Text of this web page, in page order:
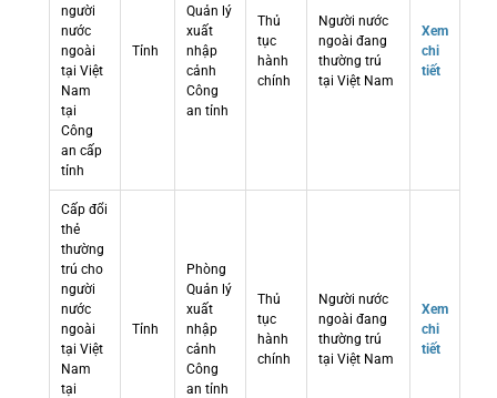
người
nước
ngoài
tại Việt
Nam
tại
Công
an cấp
tỉnh
Tỉnh
Quản lý
xuất
nhập
cảnh
Công
an tỉnh
Thủ
tục
hành
chính
Người nước
ngoài đang
thường trú
tại Việt Nam
Xem
chi
tiết
Cấp đổi
thẻ
thường
trú cho
người
nước
ngoài
tại Việt
Nam
tại
Tỉnh
Phòng
Quản lý
xuất
nhập
cảnh
Công
an tỉnh
Thủ
tục
hành
chính
Người nước
ngoài đang
thường trú
tại Việt Nam
Xem
chi
tiết